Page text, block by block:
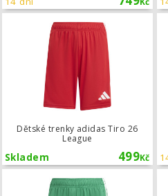
Dětské trenky adidas Tiro 26
League
499Kč
Skladem